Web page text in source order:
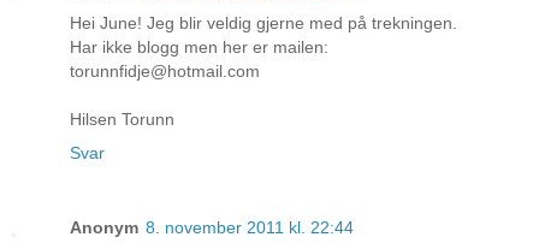
Hei June! Jeg blir veldig gjerne med på trekningen.
Har ikke blogg men her er mailen:
torunnfidje@hotmail.com
Hilsen Torunn
Svar
Anonym 8. november 2011 kl. 22:44